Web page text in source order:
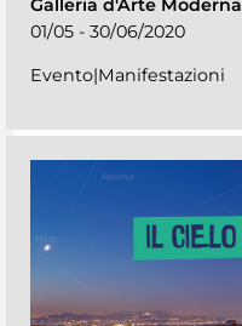
Galleria d'Arte Moderna
01/05 - 30/06/2020
Evento|Manifestazioni